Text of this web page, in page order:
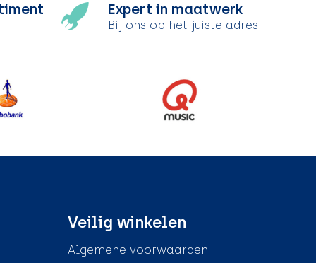
Expert in maatwerk
Bij ons op het juiste adres
Veilig winkelen
Algemene voorwaarden